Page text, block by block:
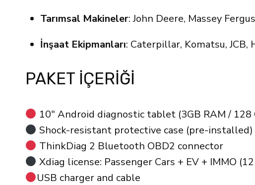
Tarımsal Makineler: John Deere, Massey
İnşaat Ekipmanları: Caterpillar, Komatsu, JCB,
PAKET IÇERIĞI
10″ Android diagnostic tablet (3GB RAM / 128
Shock-resistant protective case (pre-installed)
ThinkDiag 2 Bluetooth OBD2 connector
Xdiag license: Passenger Cars + EV + IMMO
USB charger and cable